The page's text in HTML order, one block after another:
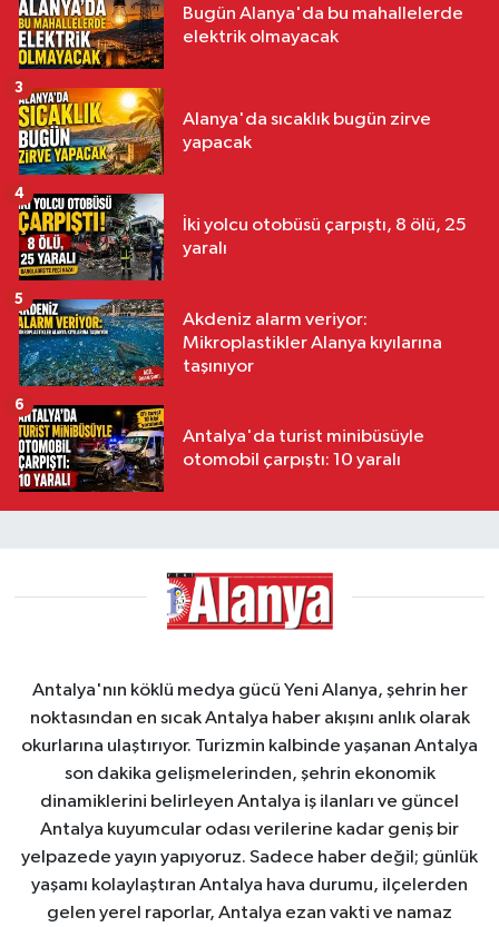
Bugün Alanya'da bu mahallelerde
elektrik olmayacak
Alanya'da sıcaklık bugün zirve
yapacak
3
İki yolcu otobüsü çarpıştı, 8 ölü, 25
yaralı
4
Akdeniz alarm veriyor:
Mikroplastikler Alanya kıyılarına
taşınıyor
5
Antalya'da turist minibüsüyle
otomobil çarpıştı: 10 yaralı
6
Antalya'nın köklü medya gücü Yeni Alanya, şehrin her
noktasından en sıcak Antalya haber akışını anlık olarak
okurlarına ulaştırıyor. Turizmin kalbinde yaşanan Antalya
son dakika gelişmelerinden, şehrin ekonomik
dinamiklerini belirleyen Antalya iş ilanları ve güncel
Antalya kuyumcular odası verilerine kadar geniş bir
yelpazede yayın yapıyoruz. Sadece haber değil; günlük
yaşamı kolaylaştıran Antalya hava durumu, ilçelerden
gelen yerel raporlar, Antalya ezan vakti ve namaz